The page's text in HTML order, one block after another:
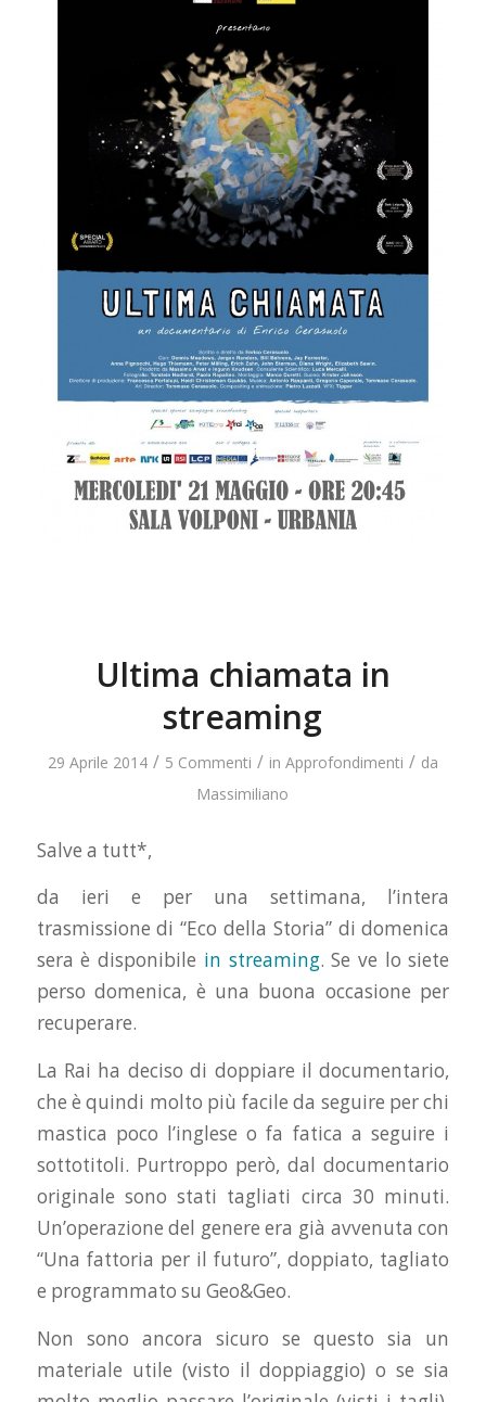
Ultima chiamata in
streaming
29 Aprile 2014 / 5 Commenti / in Approfondimenti / da
Massimiliano
Salve a tutt*,
da ieri e per una settimana, l’intera
trasmissione di “Eco della Storia” di domenica
sera è disponibile in streaming. Se ve lo siete
perso domenica, è una buona occasione per
recuperare.
La Rai ha deciso di doppiare il documentario,
che è quindi molto più facile da seguire per chi
mastica poco l’inglese o fa fatica a seguire i
sottotitoli. Purtroppo però, dal documentario
originale sono stati tagliati circa 30 minuti.
Un’operazione del genere era già avvenuta con
“Una fattoria per il futuro”, doppiato, tagliato
e programmato su Geo&Geo.
Non sono ancora sicuro se questo sia un
materiale utile (visto il doppiaggio) o se sia